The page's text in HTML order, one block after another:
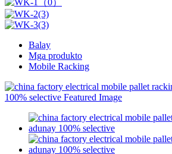
Balay
Mga produkto
Mobile Racking